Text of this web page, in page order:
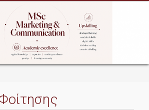
Σπουδών